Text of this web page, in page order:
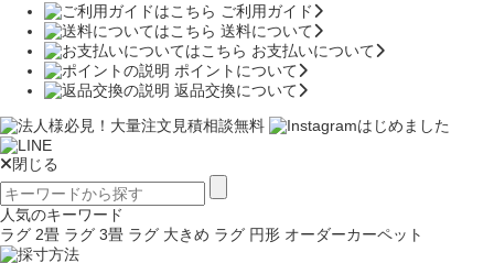
ご利用ガイド
送料について
お支払いについて
ポイントについて
返品交換について
閉じる
人気のキーワード
ラグ 2畳 ラグ 3畳 ラグ 大きめ ラグ 円形 オーダーカーペット